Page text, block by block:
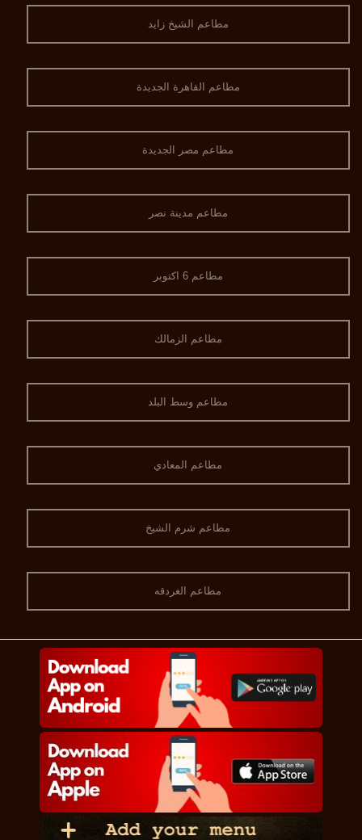
مطاعم الشيخ زايد
مطاعم القاهرة الجديدة
مطاعم مصر الجديدة
مطاعم مدينة نصر
مطاعم 6 اكتوبر
مطاعم الزمالك
مطاعم وسط البلد
مطاعم المعادي
مطاعم شرم الشيخ
مطاعم الغردقه